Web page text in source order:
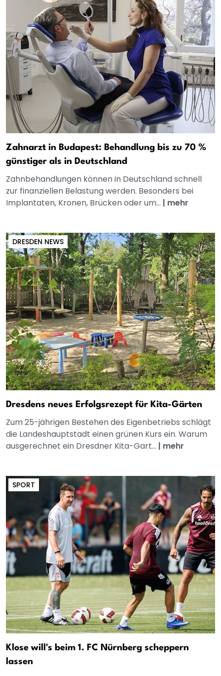
Zahnarzt in Budapest: Behandlung bis zu 70 %
günstiger als in Deutschland
Zahnbehandlungen können in Deutschland schnell
zur finanziellen Belastung werden. Besonders bei
Implantaten, Kronen, Brücken oder um... | mehr
DRESDEN NEWS
Dresdens neues Erfolgsrezept für Kita-Gärten
Zum 25-jährigen Bestehen des Eigenbetriebs schlägt
die Landeshauptstadt einen grünen Kurs ein. Warum
ausgerechnet ein Dresdner Kita-Gart... | mehr
SPORT
Klose will's beim 1. FC Nürnberg scheppern
lassen